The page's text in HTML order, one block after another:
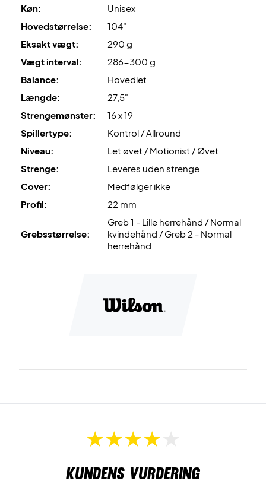
bedste forudsætninger for et mere komfortabelt
tohåndsbaghånd.
tilkøber en professionel opstrengning, så ketcheren er
100% klar fra start.
Desuden leveres den uden cover!
Køn:
Unisex
Hovedstørrelse:
104"
Eksakt vægt:
290 g
Vægt interval:
286-300 g
Balance:
Hovedlet
Længde:
27,5"
Strengemønster:
16 x 19
Spillertype:
Kontrol / Allround
Niveau:
Let øvet / Motionist / Øvet
Strenge:
Leveres uden strenge
Cover:
Medfølger ikke
Profil:
22 mm
Grebsstørrelse:
Greb 1 - Lille herrehånd / Normal
kvindehånd / Greb 2 - Normal
herrehånd
Kundens vurdering